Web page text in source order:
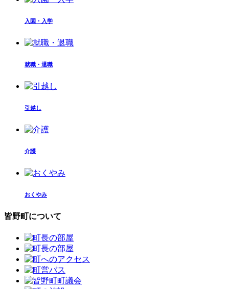
入園・入学
就職・退職
引越し
介護
おくやみ
皆野町について